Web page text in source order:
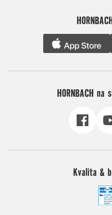
HORNBACH
Kvalita &